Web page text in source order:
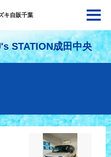
キ自販千葉
STATION成田中央